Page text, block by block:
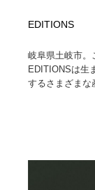
EDITIONS
岐阜県土岐市。
EDITIONSは生
するさまざまな